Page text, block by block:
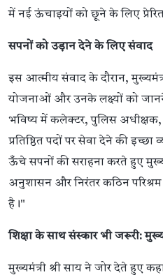
में नई ऊंचाइयों को छूने के लिए
सपनों को उड़ान देने के लिए संवाद
इस आत्मीय संवाद के दौरान,
योजनाओं और उनके लक्ष्यों को जानने
भविष्य में कलेक्टर, पुलिस अधीक्षक,
प्रतिष्ठित पदों पर सेवा देने की
ऊँचे सपनों की सराहना करते हुए
अनुशासन और निरंतर कठिन
है।"
शिक्षा के साथ संस्कार भी जरूरी:
मुख्यमंत्री श्री साय ने जोर देते हुए